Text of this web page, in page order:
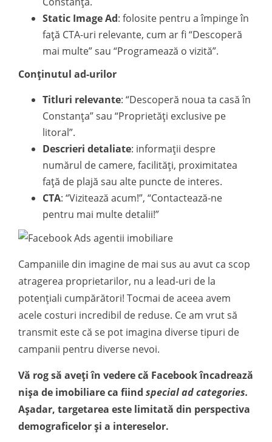
Static Image Ad: folosite pentru a împinge în
față CTA-uri relevante, cum ar fi “Descoperă
mai multe” sau “Programează o vizită”.
Conținutul ad-urilor
Titluri relevante: “Descoperă noua ta casă în
Constanța” sau “Proprietăți exclusive pe
litoral”.
Descrieri detaliate: informații despre
numărul de camere, facilități, proximitatea
față de plajă sau alte puncte de interes.
CTA: “Vizitează acum!”, “Contactează-ne
pentru mai multe detalii!”
Campaniile din imagine de mai sus au avut ca scop
atragerea proprietarilor, nu a lead-uri de la
potențiali cumpărători! Tocmai de aceea avem
acele costuri incredibil de reduse. Ce am vrut să
transmit este că se pot imagina diverse tipuri de
campanii pentru diverse nevoi.
Vă rog să aveți în vedere că Facebook încadrează
nișa de imobiliare ca fiind special ad categories.
Așadar, targetarea este limitată din perspectiva
demograficelor și a intereselor.